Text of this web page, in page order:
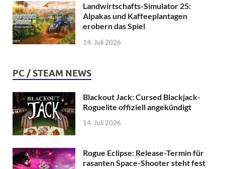
Landwirtschafts-Simulator 25:
Alpakas und Kaffeeplantagen
erobern das Spiel
14. Juli 2026
PC / STEAM NEWS
Blackout Jack: Cursed Blackjack-
Roguelite offiziell angekündigt
14. Juli 2026
Rogue Eclipse: Release-Termin für
rasanten Space-Shooter steht fest